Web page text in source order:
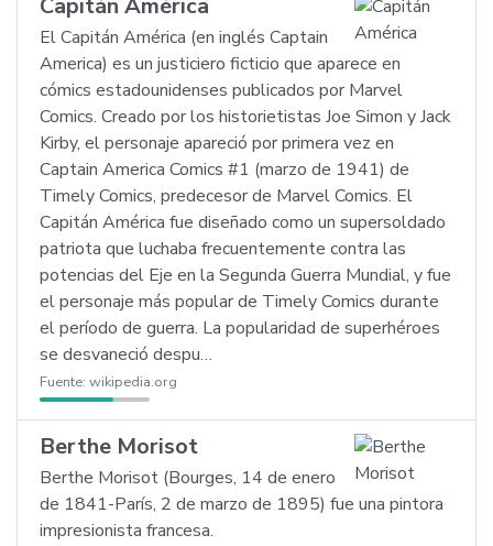
Capitán América
El Capitán América (en inglés Captain
America) es un justiciero ficticio que aparece en
cómics estadounidenses publicados por Marvel
Comics. Creado por los historietistas Joe Simon y Jack
Kirby, el personaje apareció por primera vez en
Captain America Comics #1 (marzo de 1941) de
Timely Comics, predecesor de Marvel Comics. El
Capitán América fue diseñado como un supersoldado
patriota que luchaba frecuentemente contra las
potencias del Eje en la Segunda Guerra Mundial, y fue
el personaje más popular de Timely Comics durante
el período de guerra. La popularidad de superhéroes
se desvaneció despu…
Fuente: wikipedia.org
Berthe Morisot
Berthe Morisot (Bourges, 14 de enero
de 1841-París, 2 de marzo de 1895) fue una pintora
impresionista francesa.